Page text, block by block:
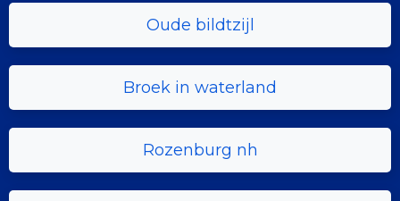
Oude bildtzijl
Broek in waterland
Rozenburg nh